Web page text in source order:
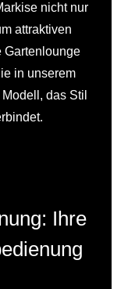
nicht nur
attraktiven
Gartenlounge
in unserem
das Stil
Ihre